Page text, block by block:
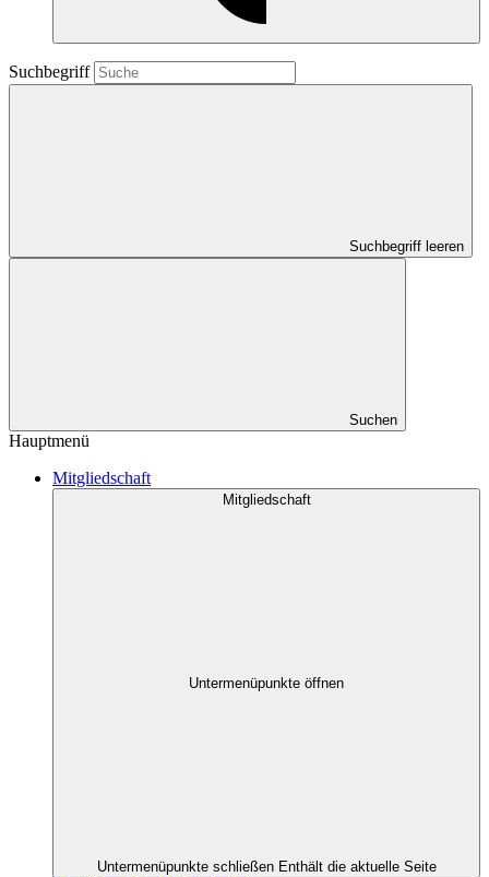
Suchbegriff
Suchbegriff leeren
Suchen
Hauptmenü
Mitgliedschaft
Mitgliedschaft
Untermenüpunkte öffnen
Untermenüpunkte schließen Enthält die aktuelle Seite